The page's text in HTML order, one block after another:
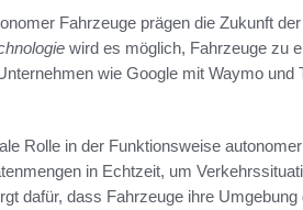
Fahrzeuge prägen die Zukunft der
wird es möglich, Fahrzeuge zu
wie Google mit Waymo und
Rolle in der Funktionsweise
in Echtzeit, um
dafür, dass Fahrzeuge ihre